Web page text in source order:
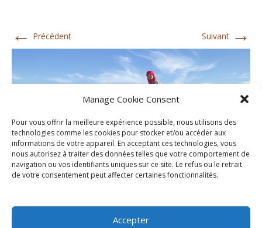
Manage Cookie Consent
Pour vous offrir la meilleure expérience possible, nous utilisons des
technologies comme les cookies pour stocker et/ou accéder aux
informations de votre appareil. En acceptant ces technologies, vous
nous autorisez à traiter des données telles que votre comportement de
navigation ou vos identifiants uniques sur ce site. Le refus ou le retrait
de votre consentement peut affecter certaines fonctionnalités.
Accepter
← Précédent Suivant →